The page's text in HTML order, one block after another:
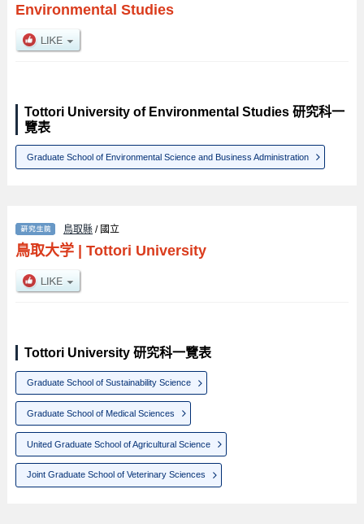
Environmental Studies
Tottori University of Environmental Studies 研究科一
覽表
Graduate School of Environmental Science and Business Administration
鳥取縣 / 國立
鳥取大学| Tottori University
Tottori University 研究科一覽表
Graduate School of Sustainability Science
Graduate School of Medical Sciences
United Graduate School of Agricultural Science
Joint Graduate School of Veterinary Sciences